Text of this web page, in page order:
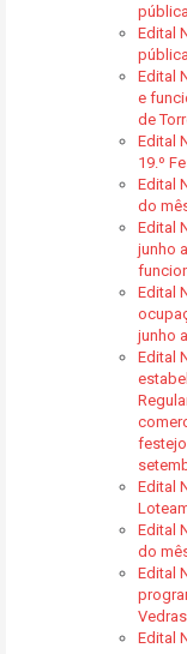
pública
Edital
pública
Edital
e
de
Edital
19.º
Edital
do
Edital
junho
Edital
junho
Edital
Edital
Edital
do
Edital
Edital